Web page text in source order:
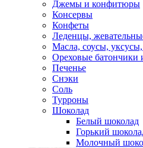
Джемы и конфитюры
Консервы
Конфеты
Леденцы,
Масла, соусы,
Ореховые батончики
Печенье
Снэки
Соль
Турроны
Шоколад
Белый шоколад
Горький
Молочный